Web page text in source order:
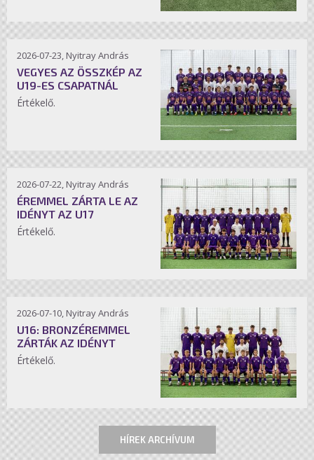
2026-07-23, Nyitray András
VEGYES AZ ÖSSZKÉP AZ
U19-ES CSAPATNÁL
Értékelő.
2026-07-22, Nyitray András
ÉREMMEL ZÁRTA LE AZ
IDÉNYT AZ U17
Értékelő.
2026-07-10, Nyitray András
U16: BRONZÉREMMEL
ZÁRTÁK AZ IDÉNYT
Értékelő.
HÍREK ARCHÍVUM